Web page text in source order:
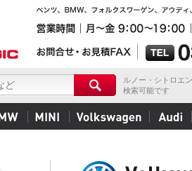
ルノー・シトロエ
検索可能です